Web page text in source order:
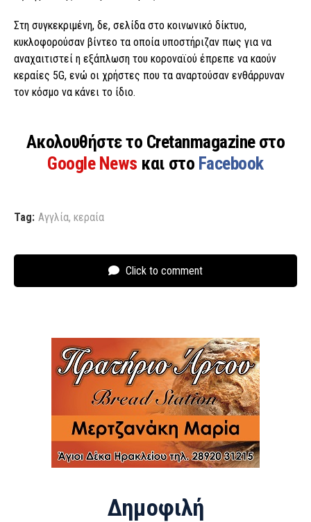
Στη συγκεκριμένη, δε, σελίδα στο κοινωνικό δίκτυο,
κυκλοφορούσαν βίντεο τα οποία υποστήριζαν πως για να
αναχαιτιστεί η εξάπλωση του κοροναϊού έπρεπε να καούν
κεραίες 5G, ενώ οι χρήστες που τα αναρτούσαν ενθάρρυναν
τον κόσμο να κάνει το ίδιο.
Ακολουθήστε το Cretanmagazine στο
Google News και στο Facebook
Tag: Αγγλία, κεραία
Click to comment
Δημοφιλή